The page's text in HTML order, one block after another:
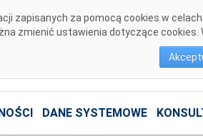
zapisanych za pomocą cookies w
zmienić ustawienia dotyczące cookies.
DANE SYSTEMOWE